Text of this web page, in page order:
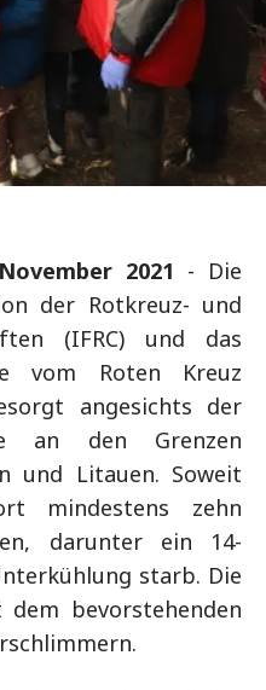
2021 - Die
der Rotkreuz- und
(IFRC) und das
vom Roten Kreuz
angesichts der
an den Grenzen
und Litauen. Soweit
mindestens zehn
darunter ein 14-
starb. Die
bevorstehenden